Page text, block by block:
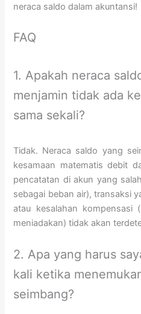
neraca saldo dalam akuntansi!
FAQ
1. Apakah neraca
menjamin tidak ada
sama sekali?
Tidak. Neraca saldo yang
kesamaan matematis debit
pencatatan di akun yang
sebagai beban air), transaksi
atau kesalahan kompensasi
meniadakan) tidak akan
2. Apa yang harus
kali ketika
seimbang?